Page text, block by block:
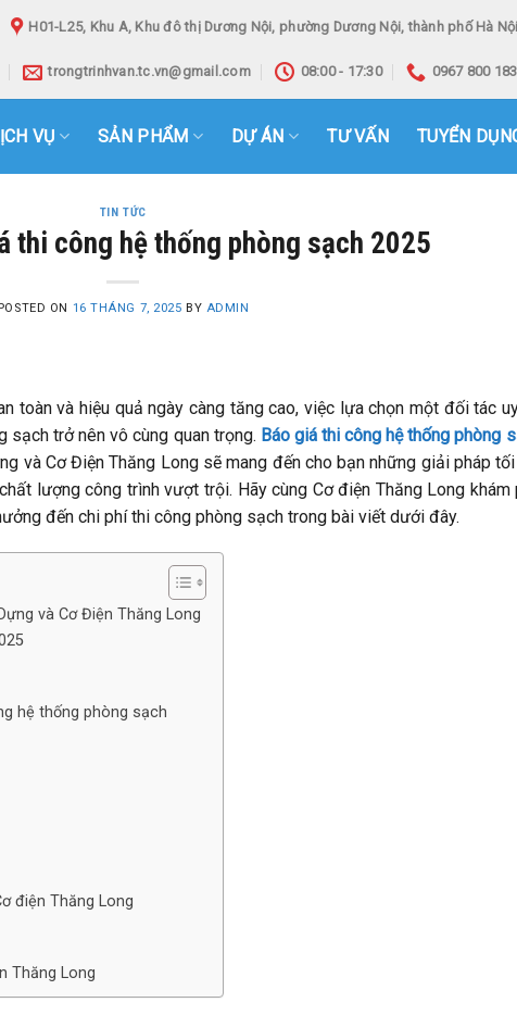
H01-L25, Khu A, Khu đô thị Dương Nội, phường Dương Nội, thành phố Hà
trongtrinhvan.tc.vn@gmail.com 08:00 - 17:30 0967 800 183
VỤ SẢN PHẨM DỰ ÁN TƯ VẤN TUYỂN
TIN TỨC
thi công hệ thống phòng sạch 2025
ON 16 THÁNG 7, 2025 BY ADMIN
toàn và hiệu quả ngày càng tăng cao, việc lựa chọn một đối tác
sạch trở nên vô cùng quan trọng. Báo giá thi công hệ thống phòng
và Cơ Điện Thăng Long sẽ mang đến cho bạn những giải pháp
lượng công trình vượt trội. Hãy cùng Cơ điện Thăng Long khám
đến chi phí thi công phòng sạch trong bài viết dưới đây.
và Cơ Điện Thăng Long
hệ thống phòng sạch
điện Thăng Long
Thăng Long